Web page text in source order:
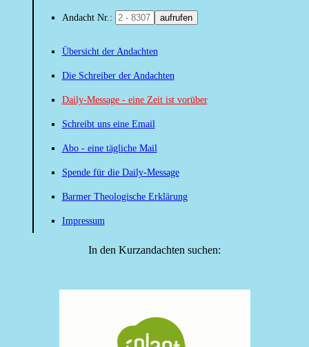
Andacht Nr.: aufrufen
Übersicht der Andachten
Die Schreiber der Andachten
Daily-Message - eine Zeit ist vorüber
Schreibt uns eine Email
Abo - eine tägliche Mail
Spende für die Daily-Message
Barmer Theologische Erklärung
Impressum
In den Kurzandachten suchen: